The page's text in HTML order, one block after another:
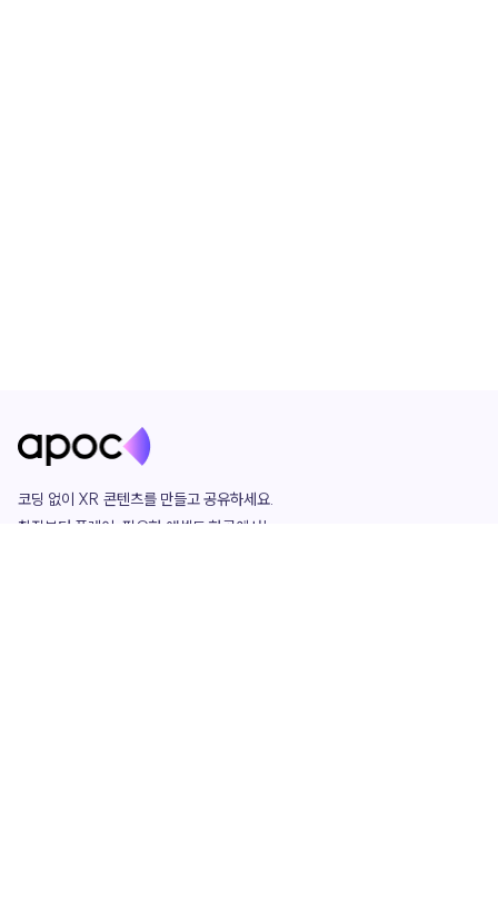
코딩 없이 XR 콘텐츠를 만들고 공유하세요.
창작부터 플레이, 필요한 애셋도 한곳에서!